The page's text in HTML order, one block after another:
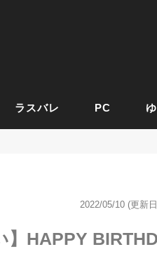
ラスバレ PC
2022/05/10 (更新
】HAPPY